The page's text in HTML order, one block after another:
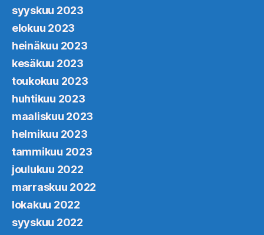
syyskuu 2023
elokuu 2023
heinäkuu 2023
kesäkuu 2023
toukokuu 2023
huhtikuu 2023
maaliskuu 2023
helmikuu 2023
tammikuu 2023
joulukuu 2022
marraskuu 2022
lokakuu 2022
syyskuu 2022